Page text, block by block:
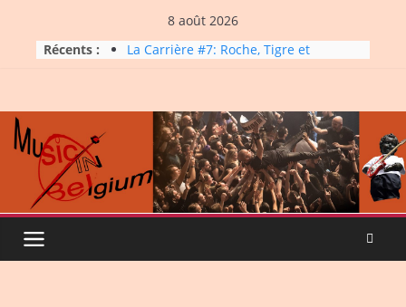
content
8 août 2026
Récents :
La Carrière #7: Roche, Tigre et
Micro Festival #16, maxi line-